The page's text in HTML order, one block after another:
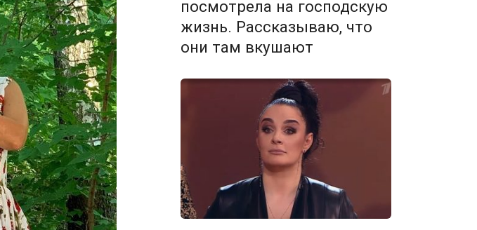
посмотрела на господскую
жизнь. Рассказываю, что
они там вкушают